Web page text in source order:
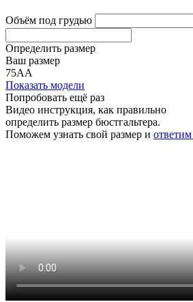
Объём под грудью
Определить размер
Ваш размер
75АА
Показать модели
Попробовать ещё раз
Видео инструкция, как правильно
определить размер бюстгальтера.
Поможем узнать свой размер и